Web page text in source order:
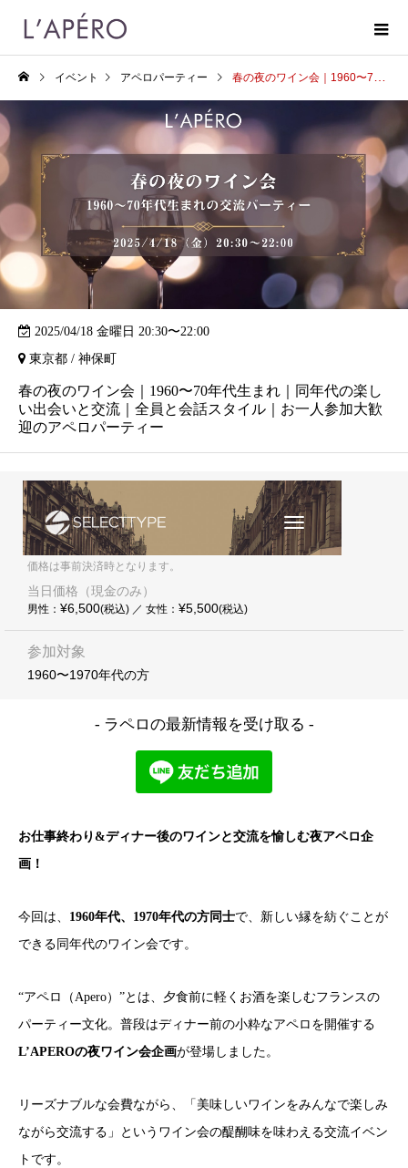
イベント アペロパーティー 春の夜のワイン会｜1960〜70年代生まれ｜同年代の楽しい出会いと交流｜全員と会話スタイル｜お一人参加大歓迎のアペロパーティー
2025/04/18 金曜日 20:30〜22:00
東京都 / 神保町
春の夜のワイン会｜1960〜70年代生まれ｜同年代の楽し
い出会いと交流｜全員と会話スタイル｜お一人参加大歓
迎のアペロパーティー
価格は事前決済時となります。
当日価格（現金のみ）
男性： ¥6,500(税込) ／ 女性： ¥5,500(税込)
参加対象
1960〜1970年代の方
- ラペロの最新情報を受け取る -
お仕事終わり&ディナー後のワインと交流を愉しむ夜アペロ企
画！
今回は、 1960年代、1970年代の方同士で、新しい縁を紡ぐことが
できる同年代のワイン会です。
“アペロ（Apero）”とは、夕食前に軽くお酒を楽しむフランスの
パーティー文化。普段はディナー前の小粋なアペロを開催する
L’APEROの夜ワイン会企画が登場しました。
リーズナブルな会費ながら、「美味しいワインをみんなで楽しみ
ながら交流する」というワイン会の醍醐味を味わえる交流イベン
トです。